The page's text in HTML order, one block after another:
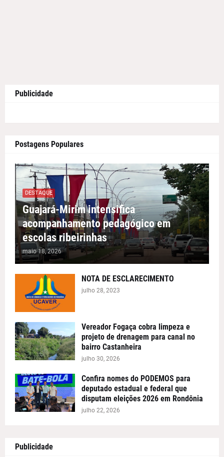
Publicidade
Postagens Populares
DESTAQUE
Guajará-Mirim intensifica
acompanhamento pedagógico em
escolas ribeirinhas
maio 18, 2026
NOTA DE ESCLARECIMENTO
julho 28, 2023
Vereador Fogaça cobra limpeza e
projeto de drenagem para canal no
bairro Castanheira
julho 30, 2026
Confira nomes do PODEMOS para
deputado estadual e federal que
disputam eleições 2026 em Rondônia
julho 22, 2026
Publicidade